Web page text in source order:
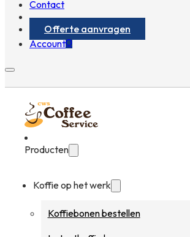
Contact
Offerte aanvragen
Account0
Producten
Koffie op het werk
Koffiebonen bestellen